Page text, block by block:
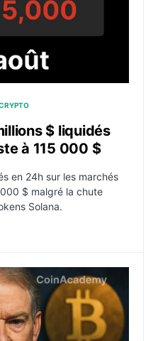
$ liquidés
à 115 000 $
en 24h sur les marchés
$ malgré la chute
Solana.
lance une révolution